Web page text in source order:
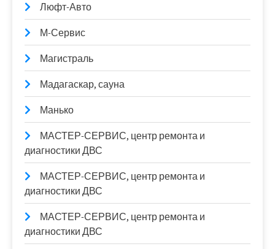
Люфт-Авто
М-Сервис
Магистраль
Мадагаскар, сауна
Манько
МАСТЕР-СЕРВИС, центр ремонта и
диагностики ДВС
МАСТЕР-СЕРВИС, центр ремонта и
диагностики ДВС
МАСТЕР-СЕРВИС, центр ремонта и
диагностики ДВС